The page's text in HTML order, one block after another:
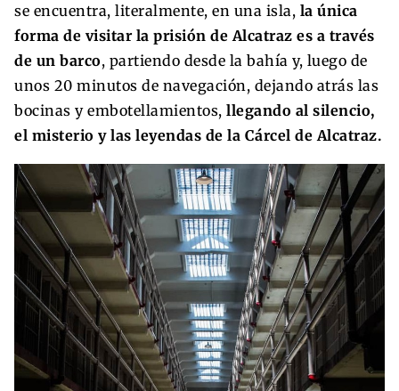
se encuentra, literalmente, en una isla, la única
forma de visitar la prisión de Alcatraz es a través
de un barco, partiendo desde la bahía y, luego de
unos 20 minutos de navegación, dejando atrás las
bocinas y embotellamientos, llegando al silencio,
el misterio y las leyendas de la Cárcel de Alcatraz.